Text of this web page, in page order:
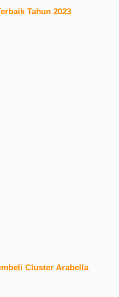
Tahun 2023
Cluster Arabella